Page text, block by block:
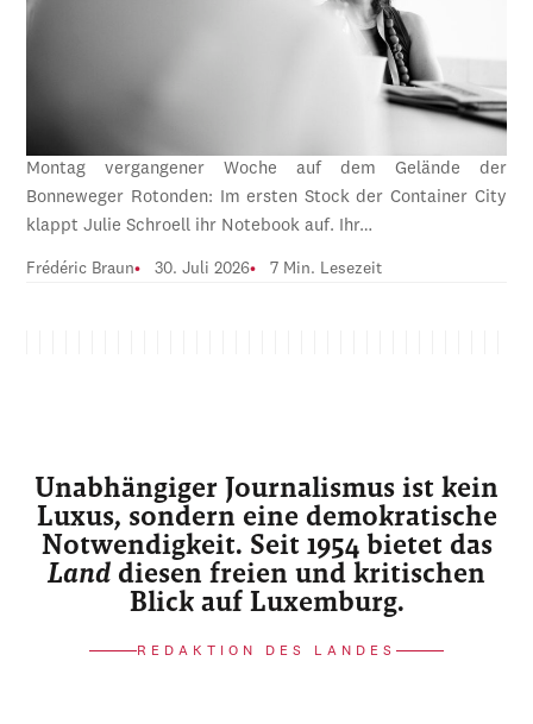
Montag vergangener Woche auf dem Gelände der
Bonneweger Rotonden: Im ersten Stock der Container City
klappt Julie Schroell ihr Notebook auf. Ihr…
Frédéric Braun 30. Juli 2026 7 Min. Lesezeit
Unabhängiger Journalismus ist kein
Luxus, sondern eine demokratische
Notwendigkeit. Seit 1954 bietet das
Land diesen freien und kritischen
Blick auf Luxemburg.
REDAKTION DES LANDES